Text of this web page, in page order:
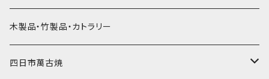
無添加瓶シロップ
その他かき氷用品
ドライアイス15ｋｇ
ドライアイス20ｋｇ
木製品・竹製品・カトラリー
四日市萬古焼